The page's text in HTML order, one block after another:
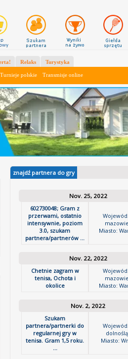
Turnieje polskie Transmisje online
Relaks Turystyka
znajdź partnera do gry
Nov. 25, 2022
602730048; Gram z
przerwami, ostatnio
intensywnie, poziom
3.0, szukam
partnera/partnerów ...
Miasto:
Nov. 22, 2022
Chetnie zagram w
tenisa, Ochota i
okolice
Miasto:
Nov. 2, 2022
Szukam
partnera/partnerki do
regularnej gry w
tenisa. Gram 1,5 roku.
...
Miasto: